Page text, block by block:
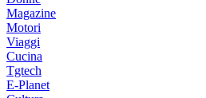
Magazine
Motori
Viaggi
Cucina
Tgtech
E-Planet